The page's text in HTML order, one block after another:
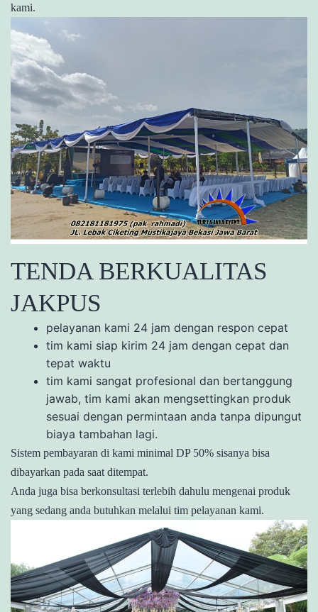
kami.
TENDA BERKUALITAS
JAKPUS
pelayanan kami 24 jam dengan respon cepat
tim kami siap kirim 24 jam dengan cepat dan
tepat waktu
tim kami sangat profesional dan bertanggung
jawab, tim kami akan mengsettingkan produk
sesuai dengan permintaan anda tanpa dipungut
biaya tambahan lagi.
Sistem pembayaran di kami minimal DP 50% sisanya bisa
dibayarkan pada saat ditempat.
Anda juga bisa berkonsultasi terlebih dahulu mengenai produk
yang sedang anda butuhkan melalui tim pelayanan kami.